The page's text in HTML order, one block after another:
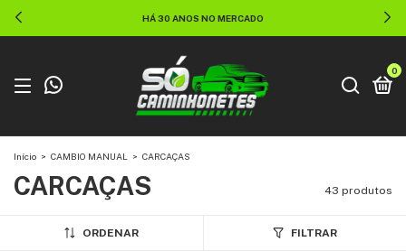
HÁ 30 ANOS NO MERCADO
0
Início > CAMBIO MANUAL > CARCAÇAS
CARCAÇAS 43 produtos
ORDENAR FILTRAR